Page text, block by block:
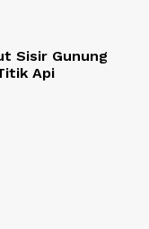
Sisir Gunung
Api